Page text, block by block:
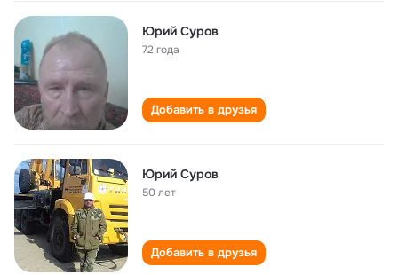
Юрий Суров
72 года
Добавить в друзья
Юрий Суров
50 лет
Добавить в друзья